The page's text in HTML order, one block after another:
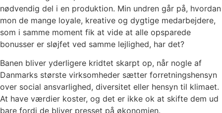
nødvendig del i en produktion. Min undren går på, hvordan
mon de mange loyale, kreative og dygtige medarbejdere,
som i samme moment fik at vide at alle opsparede
bonusser er sløjfet ved samme lejlighed, har det?
Banen bliver yderligere kridtet skarpt op, når nogle af
Danmarks største virksomheder sætter forretningshensyn
over social ansvarlighed, diversitet eller hensyn til klimaet.
At have værdier koster, og det er ikke ok at skifte dem ud
bare fordi de bliver presset på økonomien.